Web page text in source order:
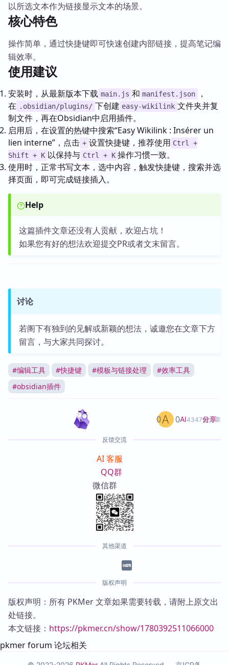
以所选文本作为链接显示文本的场景。
核心特色
操作简单，通过快捷键即可快速创建内部链接，提高笔记编
辑效率。
使用建议
安装时，从最新版本下载 main.js 和 manifest.json
，
在 .obsidian/plugins/ 下创建 easy-wikilink 文件夹并复
制文件，再在Obsidian中启用插件。
启用后，在设置的热键中搜索“Easy Wikilink : Insérer un
lien interne”，点击 + 设置快捷键，推荐使用 Ctrl +
Shift + K 以保持与 Ctrl + K 操作习惯一致。
使用时，正常书写文本，选中内容，触发快捷键，搜索并选
择页面，即可完成链接插入。
Help
这篇插件文章还没有人贡献，欢迎占坑！
如果您有好的想法欢迎提交PR或者文末留言。
讨论
若阁下有独到的见解或新颖的想法，诚邀您在文章下方
留言，与大家共同探讨。
#编辑工具 #快捷键 #模板与链接处理 #效率工具
#obsidian插件
AI4347篇文章
0 0 分享
反馈交流
AI 客服
QQ群
微信群
其他渠道
版权声明
版权声明：所有 PKMer 文章如果需要转载，请附上原文出
处链接。
本文链接： https://pkmer.cn/show/1780392511066000
pkmer forum 论坛相关